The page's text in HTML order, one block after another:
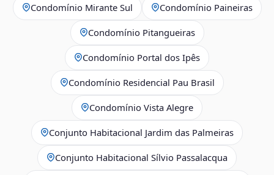
Condomínio Mirante Sul Condomínio Paineiras
Condomínio Pitangueiras
Condomínio Portal dos Ipês
Condomínio Residencial Pau Brasil
Condomínio Vista Alegre
Conjunto Habitacional Jardim das Palmeiras
Conjunto Habitacional Sílvio Passalacqua